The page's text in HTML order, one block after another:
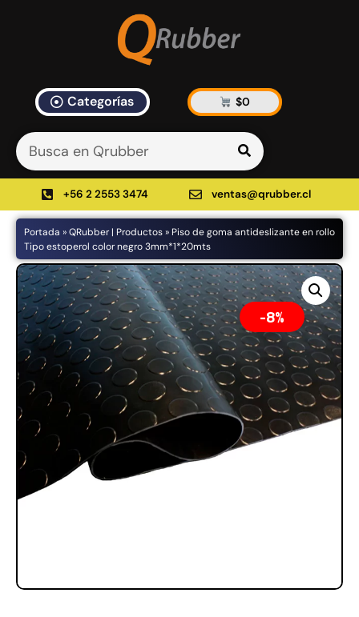
Categorías $0
+56 2 2553 3474 ventas@qrubber.cl
Portada »QRubber | Productos» Piso de goma antideslizante en rollo
Tipo estoperol color negro 3mm*1*20mts
8%
Artículos Blog
535 results found in 10ms
Filtrar
Productos
48%
Rampa Móvil Hidráulica
carga 10ton
$
22.711.412
Juego Modular 35